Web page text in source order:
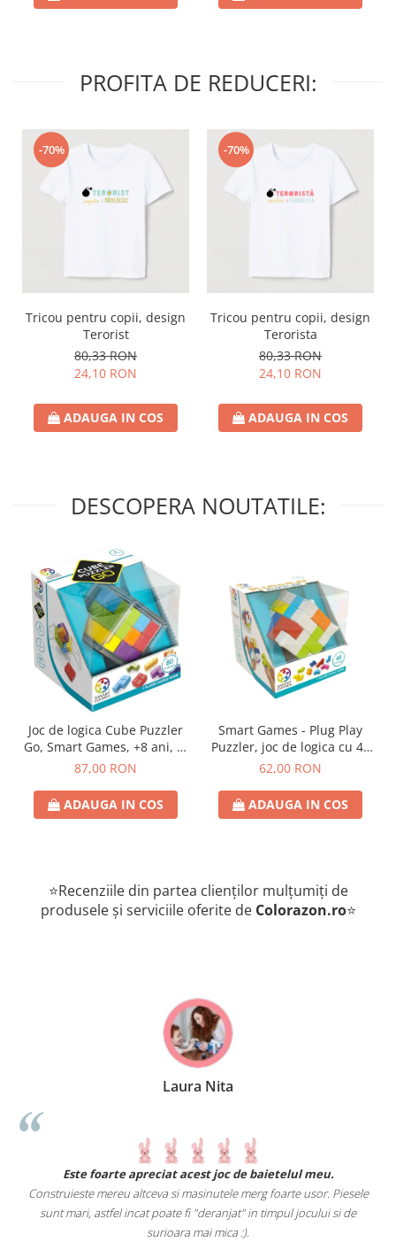
PROFITA DE REDUCERI:
-70%
Tricou pentru copii, design
Terorist
80,33 RON
24,10 RON
ADAUGA IN COS
-70%
Tricou pentru copii, design
Terorista
80,33 RON
24,10 RON
ADAUGA IN COS
DESCOPERA NOUTATILE:
Joc de logica Cube Puzzler
Go, Smart Games, +8 ani, lb
romana
87,00 RON
ADAUGA IN COS
Smart Games - Plug Play
Puzzler, joc de logica cu 48
de provocari, 6+ ani, lb
62,00 RON
ADAUGA IN COS
⭐Recenziile din partea clienților mulțumiți de
produsele și serviciile oferite de Colorazon.ro⭐
Laura Nita
Este foarte apreciat acest joc de baietelul meu.
Construieste mereu altceva si masinutele merg foarte usor. Piesele
sunt mari, astfel incat poate fi "deranjat" in timpul jocului si de
surioara mai mica :).